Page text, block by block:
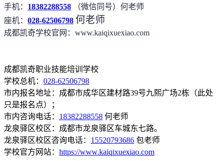
手机： 18382288558 （微信同号）何老师
座机： 028-62506798 何老师
成都凯奇学校官网：www.kaiqixuexiao.com
成都凯奇职业技能培训学校
学校总机： 028-62506798
市内报名地址：成都市成华区建材路39号九熙广场2栋（此处
只是报名点）；
市内咨询电话： 18382288558 何老师
龙泉驿区校区：成都市龙泉驿区车城东七路。
龙泉驿区校区咨询电话： 15520793686 包老师
学校官方网站： https://www.kaiqixuexiao.com